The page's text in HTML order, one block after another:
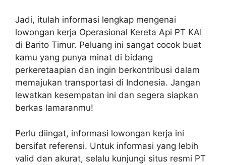
Jadi, itulah informasi lengkap mengenai
lowongan kerja Operasional Kereta Api PT KAI
di Barito Timur. Peluang ini sangat cocok buat
kamu yang punya minat di bidang
perkeretaapian dan ingin berkontribusi dalam
memajukan transportasi di Indonesia. Jangan
lewatkan kesempatan ini dan segera siapkan
berkas lamaranmu!
Perlu diingat, informasi lowongan kerja ini
bersifat referensi. Untuk informasi yang lebih
valid dan akurat, selalu kunjungi situs resmi PT